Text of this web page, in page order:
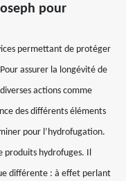
pour
permettant de protéger
assurer la longévité de
actions comme
des différents éléments
pour l’hydrofugation.
produits hydrofuges. Il
différente : à effet perlant